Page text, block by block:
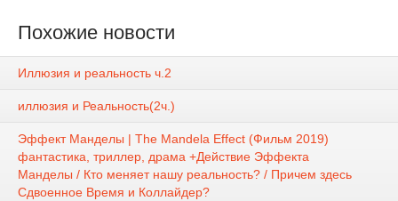
Похожие новости
Иллюзия и реальность ч.2
иллюзия и Реальность(2ч.)
Эффект Манделы | The Mandela Effect (Фильм 2019)
фантастика, триллер, драма +Действие Эффекта
Манделы / Кто меняет нашу реальность? / Причем здесь
Сдвоенное Время и Коллайдер?